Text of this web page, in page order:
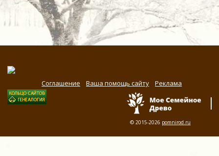
Соглашение Ваша помощь сайту Реклама
© 2015-2026 pomnirod.ru